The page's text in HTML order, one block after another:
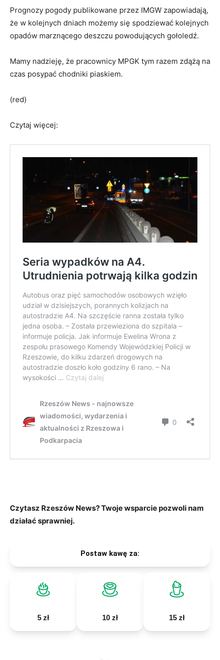
Prognozy pogody publikowane przez IMGW zapowiadają,
że w kolejnych dniach możemy się spodziewać kolejnych
opadów marznącego deszczu powodujących gołoledź.
Mamy nadzieję, że pracownicy MPGK tym razem zdążą na
czas posypać chodniki piaskiem.
(red)
Czytaj więcej:
Czytasz Rzeszów News? Twoje wsparcie pozwoli nam
działać sprawniej.
Postaw kawę za:
5 zł 10 zł 15 zł